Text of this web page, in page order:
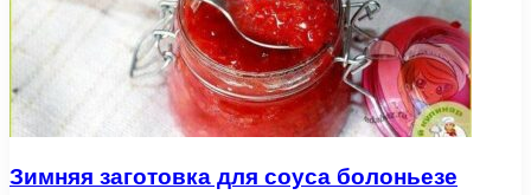
Зимняя заготовка для соуса болоньезе